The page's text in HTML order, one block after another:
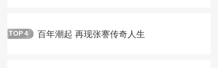
TOP 4 百年潮起 再现张謇传奇人生